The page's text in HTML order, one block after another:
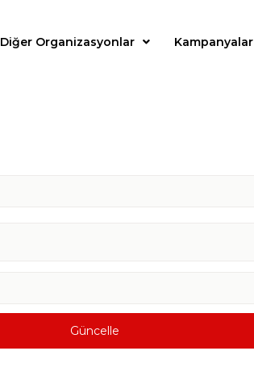
Diğer Organizasyonlar Kampanyalar
Güncelle